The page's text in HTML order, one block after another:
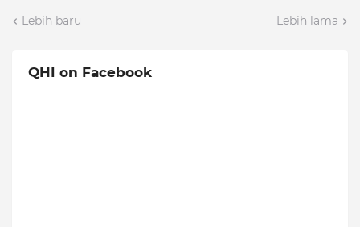
Lebih baru Lebih lama
QHI on Facebook